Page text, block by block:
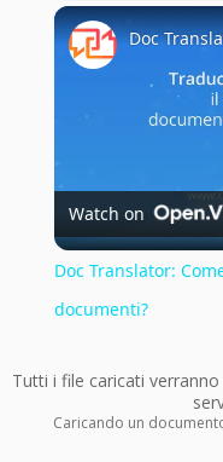
Play Unmute
Watch on
Doc Translator:
documenti?
Tutti i file caricati
Caricando un